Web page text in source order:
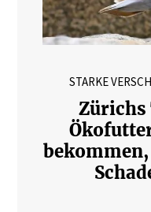
STARKE
Zürichs